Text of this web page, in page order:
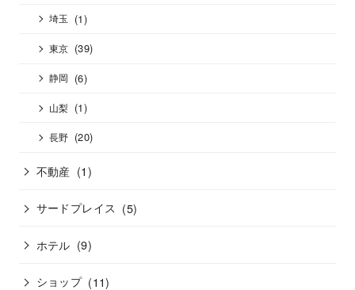
埼玉 (1)
東京 (39)
静岡 (6)
山梨 (1)
長野 (20)
不動産 (1)
サードプレイス (5)
ホテル (9)
ショップ (11)